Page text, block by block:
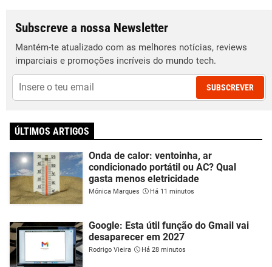
Subscreve a nossa Newsletter
Mantém-te atualizado com as melhores notícias, reviews
imparciais e promoções incríveis do mundo tech.
SUBSCREVER
ÚLTIMOS ARTIGOS
Onda de calor: ventoinha, ar
condicionado portátil ou AC? Qual
gasta menos eletricidade
Mónica Marques Há 11 minutos
Google: Esta útil função do Gmail vai
desaparecer em 2027
Rodrigo Vieira Há 28 minutos